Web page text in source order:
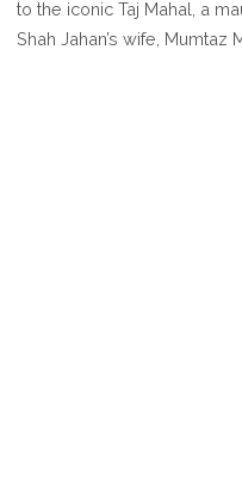
to the iconic Taj Mahal, a
Shah Jahan’s wife, Mumtaz